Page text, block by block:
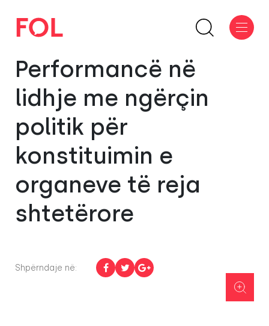
Performancë në
lidhje me ngërçin
politik për
konstituimin e
organeve të reja
shtetërore
Shpërndaje në: